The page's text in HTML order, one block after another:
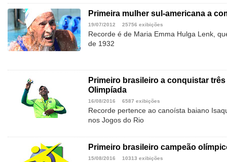
Primeira mulher sul-americana a
19/07/2012 25756 exibições
Recorde é de Maria Emma Hulga Lenk,
de 1932
Primeiro brasileiro a conquistar
Olimpíada
16/08/2016 6587 exibições
Recorde pertence ao canoísta baiano
nos Jogos do Rio
Primeiro brasileiro campeão
15/08/2016 10313 exibições